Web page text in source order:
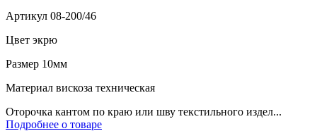
Артикул 08-200/46
Цвет экрю
Размер 10мм
Материал вискоза техническая
Оторочка кантом по краю или шву текстильного издел...
Подробнее о товаре